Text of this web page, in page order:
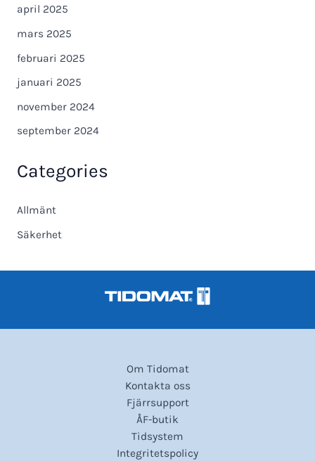
april 2025
mars 2025
februari 2025
januari 2025
november 2024
september 2024
Categories
Allmänt
Säkerhet
Om Tidomat
Kontakta oss
Fjärrsupport
ÅF-butik
Tidsystem
Integritetspolicy